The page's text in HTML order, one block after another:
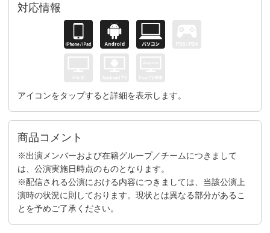
対応情報
アイコンをタップすると詳細を表示します。
商品コメント
※出演メンバーおよび在籍グループ／チームにつきまして
は、公演実施日時点のものとなります。
※配信される公演における内容につきましては、当該公演上
演時の状況に則しております。現状とは異なる部分があるこ
とを予めご了承ください。